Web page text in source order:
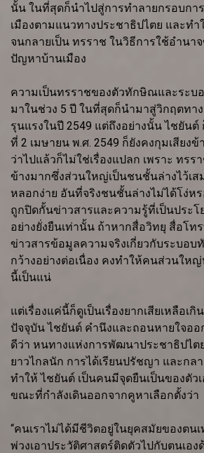
นั้น ในที่สุดก็นำไปสู่การทำลายกรอบกา
เมืองตามแนวทางประชาธิปไตย และท
จนกลายเป็น ทรราช ในวิธีการใช้อำนา
ปัญหาบ้านเมือง
ความเป็นทรราชของตัวทักษิณและระ
มาในช่วง 5 ปี ในที่สุดก็นำมาสู่วิกฤตทาง
รุนแรงในปี 2549 แต่ถึงอย่างนั้น ไชยัน
ที่ 2 เมษายน พ.ศ. 2549 ก็ยังคงกุมเสียงข้
ว่าไปแล้วก็ไม่ใช่เรื่องแปลก เพราะ ทรร
ข้างมากซึ่งส่วนใหญ่เป็นชนชั้นล่างไว้เส
หลอกง่าย อันที่จริงชนชั้นล่างไม่ได้โง่หร
ถูกปิดกั้นข่าวสารและความรู้ที่เป็นประ
อย่างยั่งยืนเท่านั้น ถ้าหากสื่อวิทยุ สื่อโท
ข่าวสารข้อมูลความจริงเกี่ยวกับระบอ
กว้างอย่างต่อเนื่อง คงทำให้คนส่วนให
นี้เป็นแน่
แต่เรื่องแค่นี้ก็ดูเป็นเรื่องยากเสียเหลือเกิ
ปัจจุบัน ไชยันต์ คำนึงและถอนหายใจออ
ดีว่า หนทางแห่งการพัฒนาประชาธิปไต
ยาวไกลนัก การได้เรียนปรัชญา และกล
ทำให้ ไชยันต์ เป็นคนมีจุดยืนเป็นของตัวเ
ขณะที่กำลังเดินออกจากคูหาเลือกตั้งว่า
“คนเราไม่ได้มีชีวิตอยู่ในยุคสมัยของตน
พ่วงเอาประวัติศาสตร์ติดตัวไปกับตนเอง